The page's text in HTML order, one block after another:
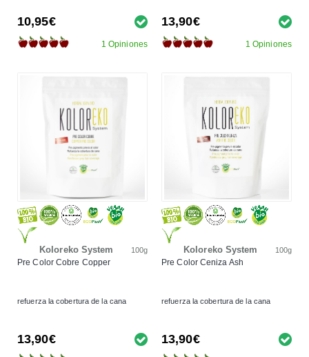
10,95€
1 Opiniones
13,90€
1 Opiniones
Koloreko System 100g
Pre Color Cobre Copper
refuerza la cobertura de la cana
13,90€
Koloreko System 100g
Pre Color Ceniza Ash
refuerza la cobertura de la cana
13,90€